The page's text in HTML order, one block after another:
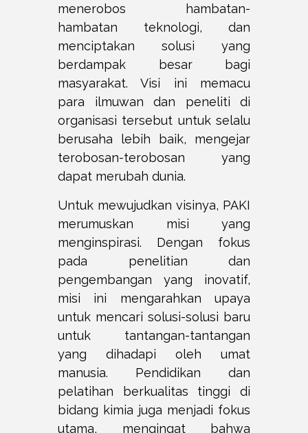
menerobos hambatan-
hambatan teknologi, dan
menciptakan solusi yang
berdampak besar bagi
masyarakat. Visi ini memacu
para ilmuwan dan peneliti di
organisasi tersebut untuk selalu
berusaha lebih baik, mengejar
terobosan-terobosan yang
dapat merubah dunia.
Untuk mewujudkan visinya, PAKI
merumuskan misi yang
menginspirasi. Dengan fokus
pada penelitian dan
pengembangan yang inovatif,
misi ini mengarahkan upaya
untuk mencari solusi-solusi baru
untuk tantangan-tantangan
yang dihadapi oleh umat
manusia. Pendidikan dan
pelatihan berkualitas tinggi di
bidang kimia juga menjadi fokus
utama, mengingat bahwa